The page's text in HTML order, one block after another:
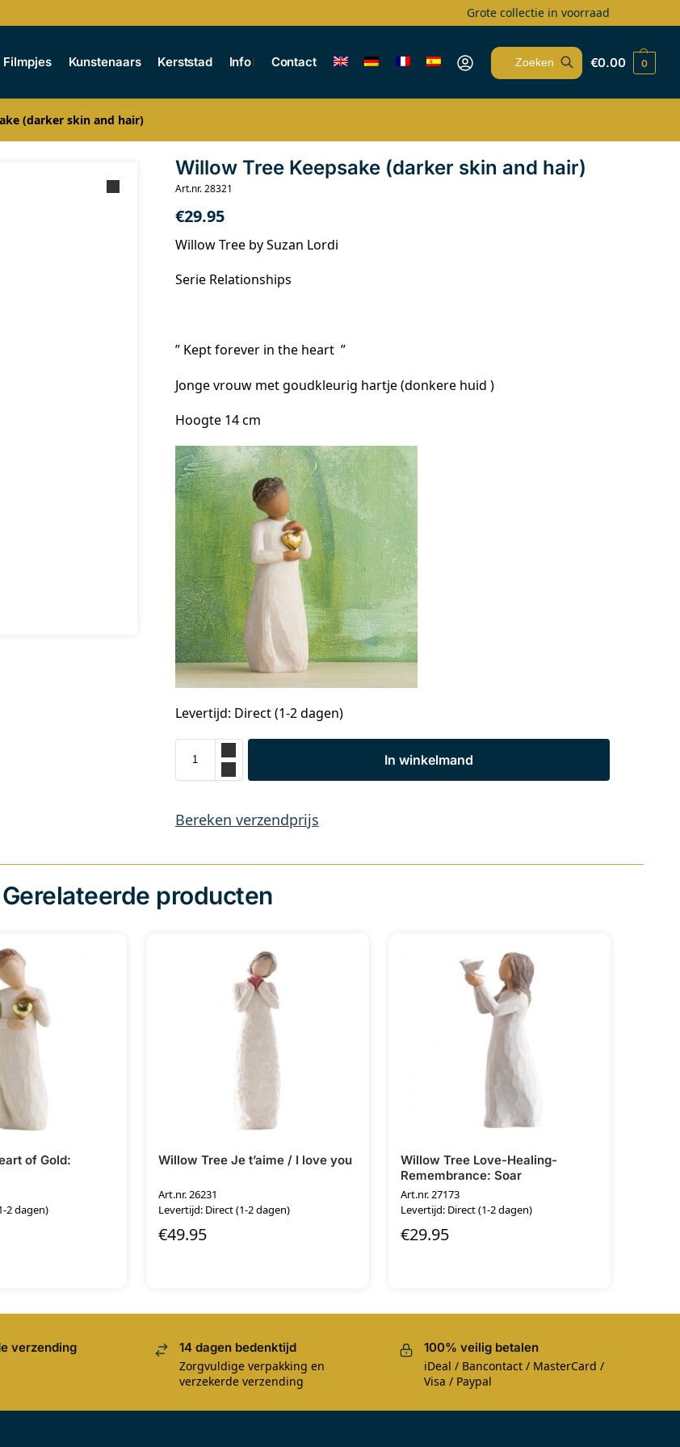
Grote collectie in voorraad
Filmpjes Kunstenaars Kerststad Info Contact €0.00 0
(darker skin and hair)
Willow Tree Keepsake (darker skin and hair)
Art.nr. 28321
€29.95
Willow Tree by Suzan Lordi
Serie Relationships
” Kept forever in the heart ”
Jonge vrouw met goudkleurig hartje (donkere huid )
Hoogte 14 cm
Levertijd: Direct (1-2 dagen)
In winkelmand
Bereken verzendprijs
Gerelateerde producten
of Gold:
2 dagen)
Willow Tree Je t’aime / I love you
Art.nr. 26231
Levertijd: Direct (1-2 dagen)
€49.95
Willow Tree Love-Healing-
Remembrance: Soar
Art.nr. 27173
Levertijd: Direct (1-2 dagen)
€29.95
verzending
14 dagen bedenktijd
Zorgvuldige verpakking en
verzekerde verzending
100% veilig betalen
iDeal / Bancontact / MasterCard /
Visa / Paypal